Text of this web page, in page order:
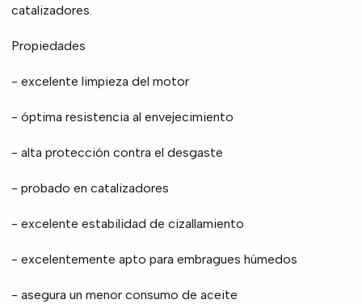
catalizadores.
Propiedades
- excelente limpieza del motor
- óptima resistencia al envejecimiento
- alta protección contra el desgaste
- probado en catalizadores
- excelente estabilidad de cizallamiento
- excelentemente apto para embragues húmedos
- asegura un menor consumo de aceite